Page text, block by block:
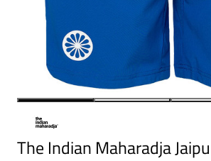
The Indian Maharadja